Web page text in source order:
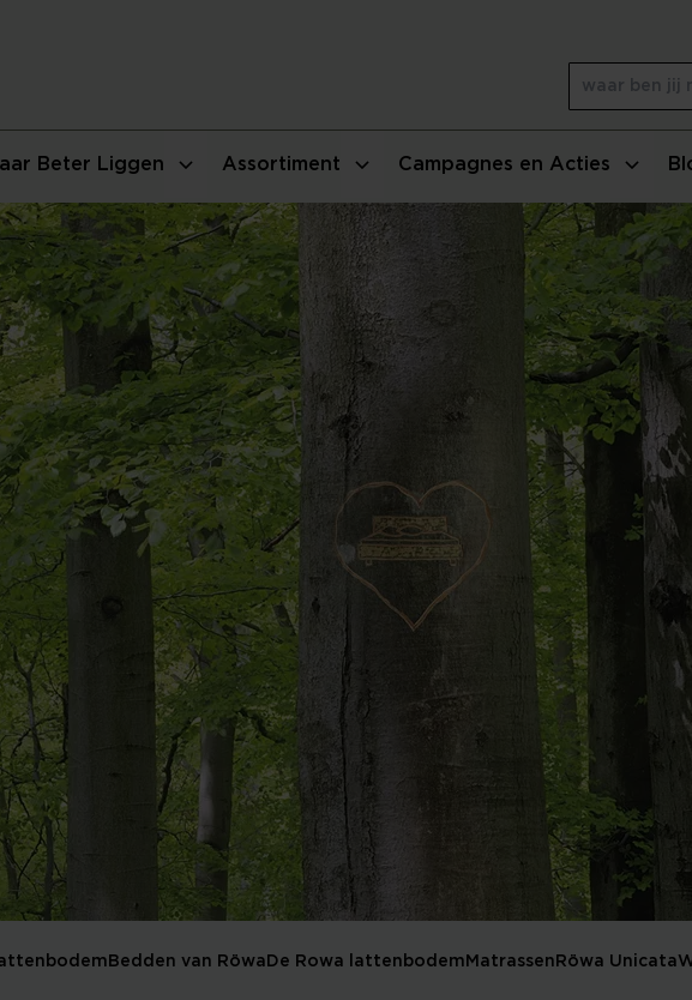
Beter Liggen Assortiment Campagnes en Acties
Bedden van Röwa De Rowa lattenbodem Matrassen Röwa Unicata